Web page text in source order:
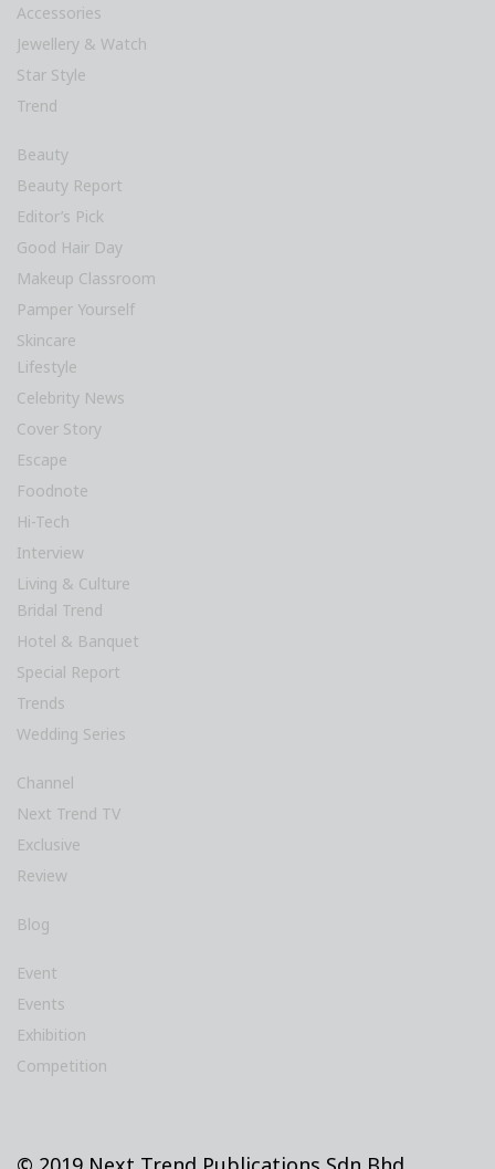
Accessories
Jewellery & Watch
Star Style
Trend
Beauty
Beauty Report
Editor’s Pick
Good Hair Day
Makeup Classroom
Pamper Yourself
Skincare
Lifestyle
Celebrity News
Cover Story
Escape
Foodnote
Hi-Tech
Interview
Living & Culture
Bridal Trend
Hotel & Banquet
Special Report
Trends
Wedding Series
Channel
Next Trend TV
Exclusive
Review
Blog
Event
Events
Exhibition
Competition